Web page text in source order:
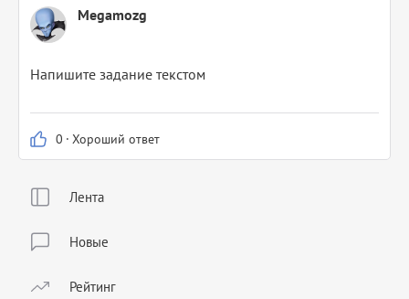
Лента
Новые
Рейтинг
Megamozg
Напишите задание текстом
0 · Хороший ответ